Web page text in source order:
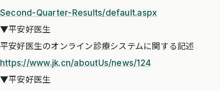
Second-Quarter-Results/default.aspx
▼平安好医生
平安好医生のオンライン診療システムに関する記述
https://www.jk.cn/aboutUs/news/124
▼平安好医生